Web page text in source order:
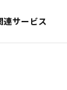
連サービス